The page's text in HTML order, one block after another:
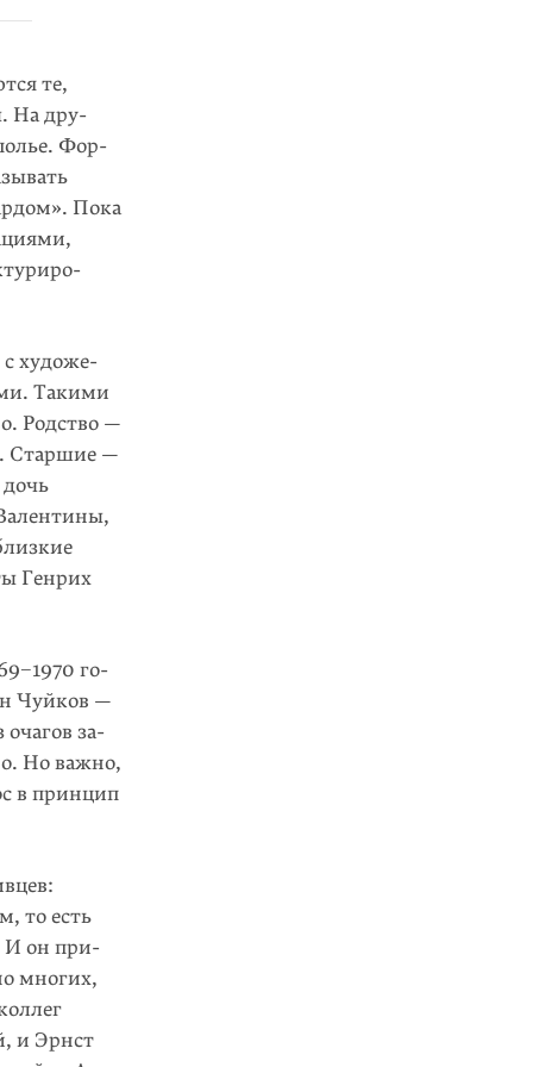
те,
На дру­
Фор­
Пока
с художе­
Такими
Род­ство —
Старшие —
Генрих
го­
Чуйков —
очагов за­
Но важ­но,
в принцип
то есть
И он при­
многих,
и Эрнст